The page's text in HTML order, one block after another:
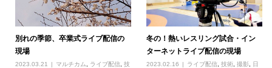
別れの季節、卒業式ライブ配信の
現場
2023.03.21 マルチカム ライブ配信
技
冬の！熱いレスリング試合・イン
ターネットライブ配信の現場
2023.02.16 ライブ配信 ,技術 ,撮影
日